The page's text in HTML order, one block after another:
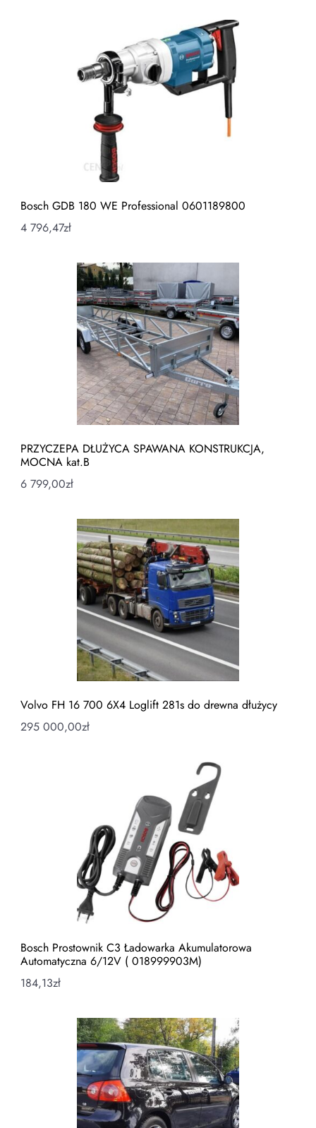
Bosch GDB 180 WE Professional 0601189800
4 796,47zł
PRZYCZEPA DŁUŻYCA SPAWANA KONSTRUKCJA,
MOCNA kat.B
6 799,00zł
Volvo FH 16 700 6X4 Loglift 281s do drewna dłużycy
295 000,00zł
Bosch Prostownik C3 Ładowarka Akumulatorowa
Automatyczna 6/12V ( 018999903M)
184,13zł